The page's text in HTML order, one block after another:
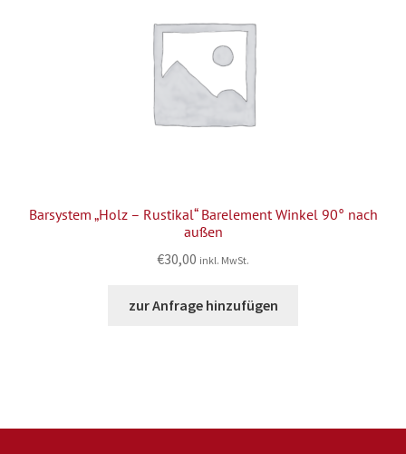
Barsystem „Holz – Rustikal“ Barelement Winkel 90° nach
außen
€30,00 inkl. MwSt.
zur Anfrage hinzufügen